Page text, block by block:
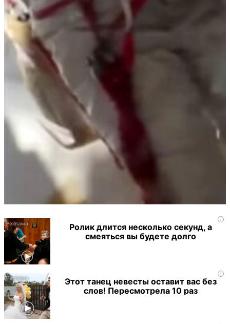
i
Ролик длится несколько секунд, а
смеяться вы будете долго
i
Этот танец невесты оставит вас без
слов! Пересмотрела 10 раз